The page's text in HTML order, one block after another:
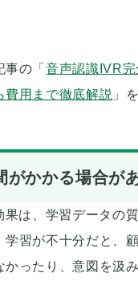
事の「音声認識IVR
費用まで徹底解説 」
がかかる場合が
は、学習データの
学習が不十分だと、
かったり、意図を汲